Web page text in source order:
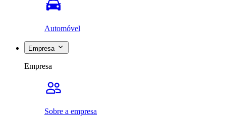
Automóvel
Empresa
Empresa
Sobre a empresa